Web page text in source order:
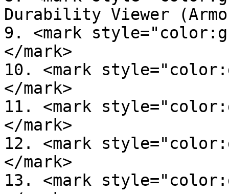
Durability Viewer
9. <mark
</mark>
10. <mark
</mark>
11. <mark
</mark>
12. <mark
</mark>
13. <mark